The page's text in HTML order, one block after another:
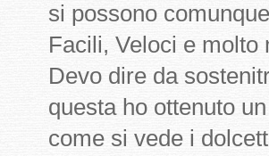
si possono
Facili, Veloci e molto
Devo dire da
questa ho ottenuto
come si vede i